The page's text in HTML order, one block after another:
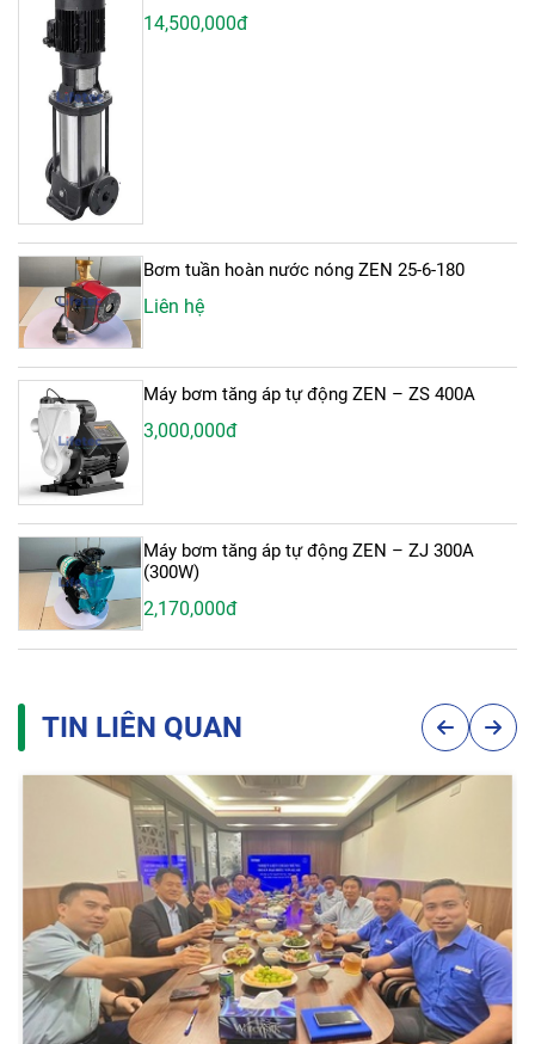
14,500,000đ
Bơm tuần hoàn nước nóng ZEN 25-6-180
Liên hệ
Máy bơm tăng áp tự động ZEN – ZS 400A
3,000,000đ
Máy bơm tăng áp tự động ZEN – ZJ 300A
(300W)
2,170,000đ
TIN LIÊN QUAN